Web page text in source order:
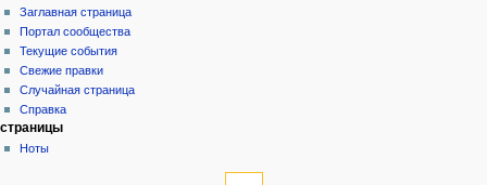
Заглавная страница
Портал сообщества
Текущие события
Свежие правки
Случайная страница
Справка
страницы
Ноты